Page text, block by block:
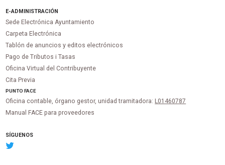
E-ADMINISTRACIÓN
Sede Electrónica Ayuntamiento
Carpeta Electrónica
Tablón de anuncios y editos electrónicos
Pago de Tributos i Tasas
Oficina Virtual del Contribuyente
Cita Previa
PUNTOFACE
Oficina contable, órgano gestor, unidad tramitadora: L01460787
Manual FACE para proveedores
SÍGUENOS